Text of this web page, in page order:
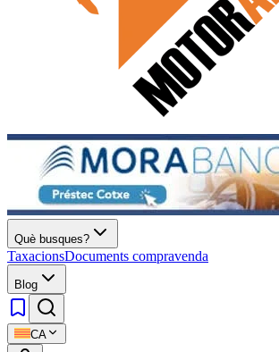
Què busques?
TaxacionsDocuments compravenda
Blog
CA